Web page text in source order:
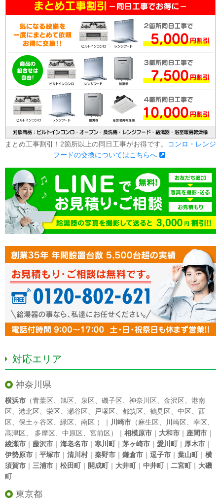
まとめ工事割引！2箇所以上の同日工事がお得です。
コンロ・レンジ
フードの交換についてはこちらへ
対応エリア
神奈川県
横浜市 （青葉区 旭区 泉区 磯子区 神奈川区 金沢区
港南
区
港北区 栄区 瀬谷区 戸塚区 都筑区 鶴見区 中区
西
区
保土ヶ谷区 緑区 南区 ）｜ 川崎市 （麻生区 川崎区 幸区
高津区
多摩区 中原区 宮前区）｜ 相模原市 ｜ 大和市 ｜ 座間市 ｜
綾瀬市 ｜ 藤沢市 ｜ 海老名市 ｜ 寒川町｜ 茅ヶ崎市 ｜ 愛川町｜ 厚木市 ｜
伊勢原市 ｜ 平塚市 ｜ 清川村｜ 秦野市 ｜ 鎌倉市 ｜ 逗子市 ｜ 葉山町｜ 横
須賀市 ｜ 三浦市 ｜ 松田町｜ 開成町｜ 大井町｜ 中井町｜ 二宮町｜ 大磯
町
東京都